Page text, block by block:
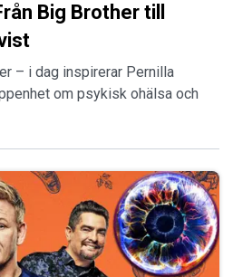
Big Brother till
– i dag inspirerar Pernilla
om psykisk ohälsa och